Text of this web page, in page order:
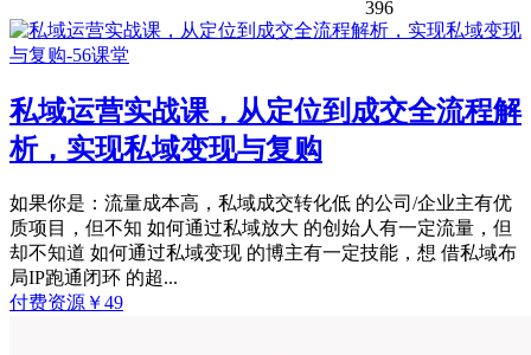
396
私域运营实战课，从定位到成交全流程解
析，实现私域变现与复购
如果你是：流量成本高，私域成交转化低 的公司/企业主有优
质项目，但不知 如何通过私域放大 的创始人有一定流量，但
却不知道 如何通过私域变现 的博主有一定技能，想 借私域布
局IP跑通闭环 的超...
付费资源 ￥49